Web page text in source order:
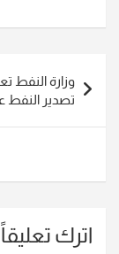
المقالات
وزارة النفط
تصدير النفط
اترك تعليقاً